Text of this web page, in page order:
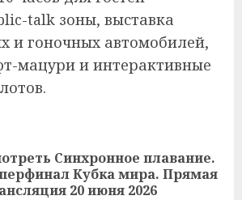
talk зоны, выставка
и гоночных автомобилей,
мацури и интерактивные
Синхронное плавание.
Кубка мира. Прямая
20 июня 2026